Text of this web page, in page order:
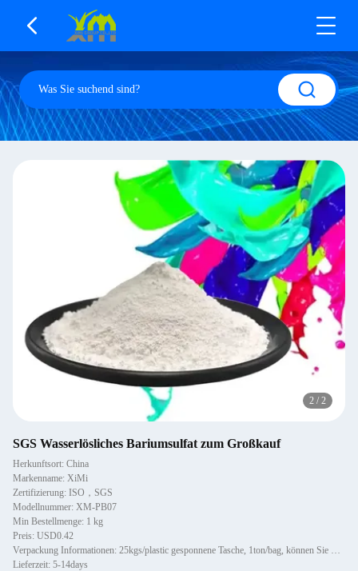
2 / 2
SGS Wasserlösliches Bariumsulfat zum Großkauf
Herkunftsort: China
Markenname: XiMi
Zertifizierung: ISO，SGS
Modellnummer: XM-PB07
Min Bestellmenge: 1 kg
Preis: USD0.42
Verpackung Informationen: 25kgs/plastic gesponnene Tasche, 1ton/bag, können Sie mit Palette oder nicht hölzernen Paletten, 1~1
Lieferzeit: 5-14days